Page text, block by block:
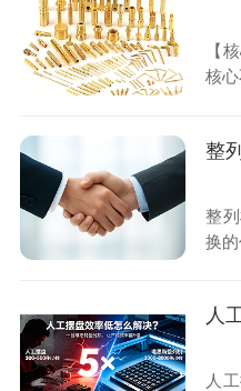
【
核
整
换
人